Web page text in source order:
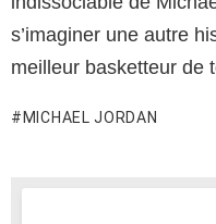
s’imaginer une autre
meilleur basketteur de
MICHAEL JORDAN